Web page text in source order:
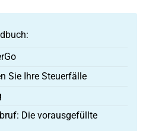
Sie Ihre Steuerfälle
Die vorausgefüllte